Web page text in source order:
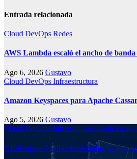
Entrada relacionada
Cloud DevOps Redes
AWS Lambda escaló el ancho de
Ago 6, 2026 Gustavo
Cloud DevOps Infraestructura
Amazon Keyspaces para Apache
Ago 5, 2026 Gustavo
Cloud DevOps Infraestructura Kubernetes
CISA suma 3 fallas explotadas